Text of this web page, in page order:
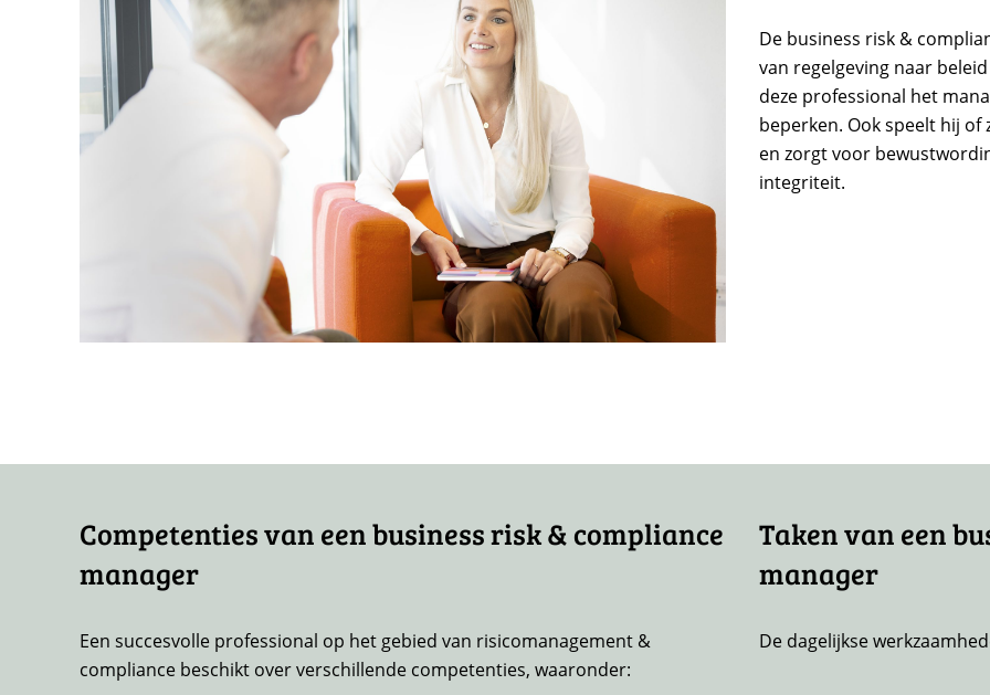
De business risk &
van regelgeving naar
deze professional het
beperken. Ook speelt hij
en zorgt voor
integriteit.
Competenties van een business risk & compliance
manager
Een succesvolle professional op het gebied van risicomanagement &
compliance beschikt over verschillende competenties, waaronder:
Taken van een
manager
De dagelijkse